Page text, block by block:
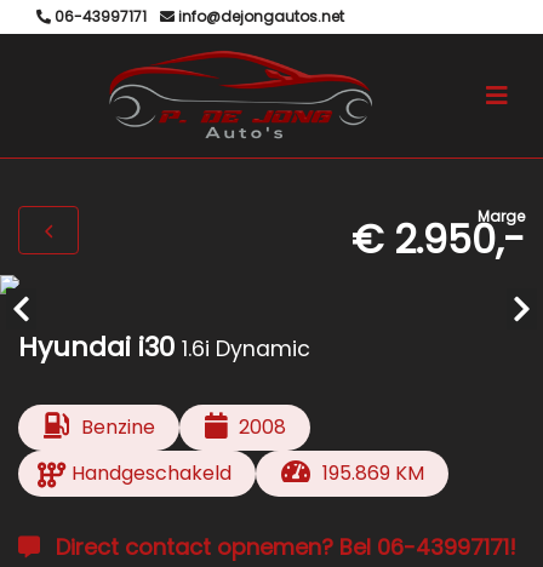
06-43997171 info@dejongautos.net
Marge
€ 2.950,-
Hyundai i30 1.6i Dynamic
Benzine
2008
Handgeschakeld
195.869 KM
Direct contact opnemen? Bel 06-43997171!